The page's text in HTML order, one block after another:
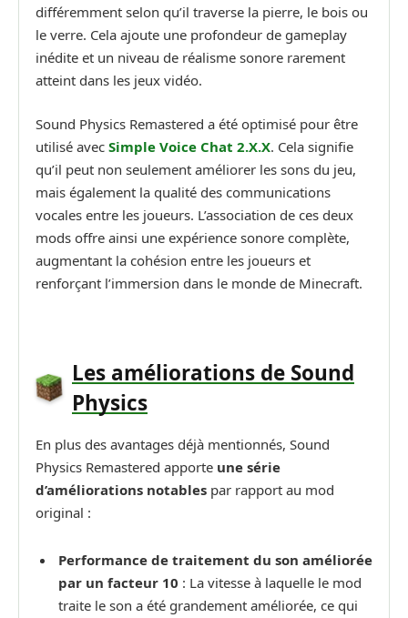
différemment selon qu’il traverse la pierre, le bois ou
le verre. Cela ajoute une profondeur de gameplay
inédite et un niveau de réalisme sonore rarement
atteint dans les jeux vidéo.
Sound Physics Remastered a été optimisé pour être
utilisé avec Simple Voice Chat 2.X.X. Cela signifie
qu’il peut non seulement améliorer les sons du jeu,
mais également la qualité des communications
vocales entre les joueurs. L’association de ces deux
mods offre ainsi une expérience sonore complète,
augmentant la cohésion entre les joueurs et
renforçant l’immersion dans le monde de Minecraft.
Les améliorations de Sound
Physics
En plus des avantages déjà mentionnés, Sound
Physics Remastered apporte une série
d’améliorations notables par rapport au mod
original :
Performance de traitement du son améliorée
par un facteur 10 : La vitesse à laquelle le mod
traite le son a été grandement améliorée, ce qui